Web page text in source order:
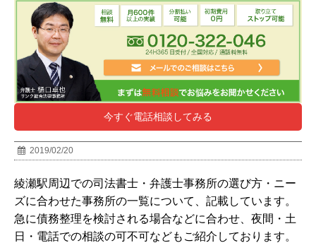
24時間年中無休で選ぶ
今すぐ電話相談してみる
2019/02/20
綾瀬駅周辺での司法書士・弁護士事務所の選び方・ニー
ズに合わせた事務所の一覧について、記載しています。
急に債務整理を検討される場合などに合わせ、夜間・土
日・電話での相談の可不可などもご紹介しております。